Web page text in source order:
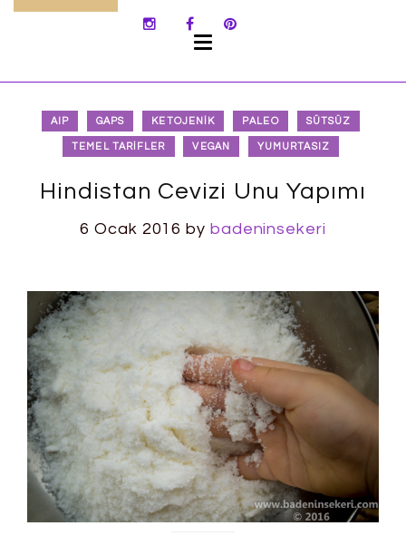
AIP GAPS KETOJENIK PALEO SÜTSÜZ
TEMEL TARIFLER VEGAN YUMURTASIZ
Hindistan Cevizi Unu Yapımı
6 Ocak 2016 by badeninsekeri